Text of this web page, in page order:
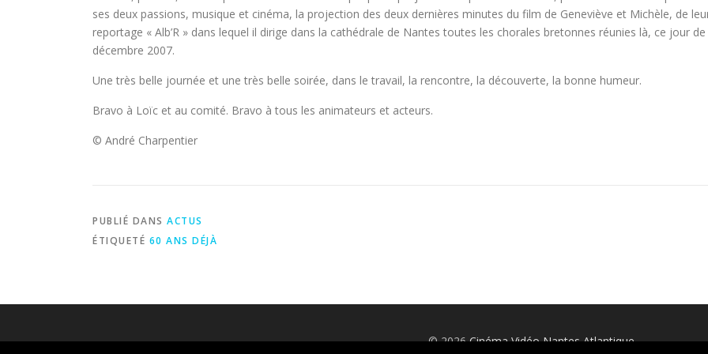
ses deux passions, musique et cinéma, la projection des deux dernières minutes du film de Geneviève et Michèle, de
reportage « Alb’R » dans lequel il dirige dans la cathédrale de Nantes toutes les chorales bretonnes réunies là, ce jour de
décembre 2007.
Une très belle journée et une très belle soirée, dans le travail, la rencontre, la découverte, la bonne humeur.
Bravo à Loïc et au comité. Bravo à tous les animateurs et acteurs.
© André Charpentier
PUBLIÉ DANS ACTUS
ÉTIQUETÉ 60 ANS DÉJÀ
© 2026Cinéma Vidéo Nantes Atlantique